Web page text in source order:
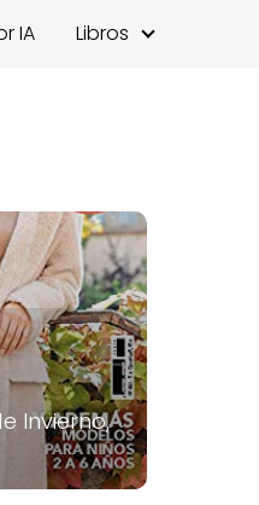
IA Libros
Invierno,